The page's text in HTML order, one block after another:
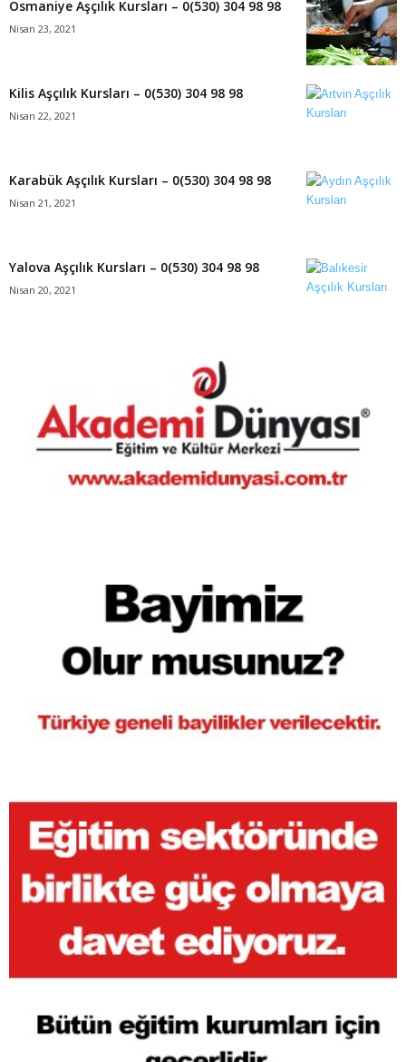
Osmaniye Aşçılık Kursları – 0(530) 304 98 98
Nisan 23, 2021
Kilis Aşçılık Kursları – 0(530) 304 98 98
Nisan 22, 2021
Karabük Aşçılık Kursları – 0(530) 304 98 98
Nisan 21, 2021
Yalova Aşçılık Kursları – 0(530) 304 98 98
Nisan 20, 2021